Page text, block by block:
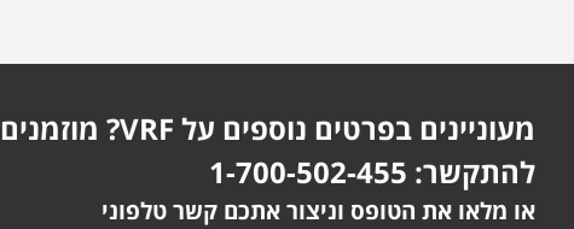
מעוניינים בפרטים נוספים על VRF? מוזמנים
להתקשר: 1-700-502-455
או מלאו את הטופס וניצור אתכם קשר טלפוני